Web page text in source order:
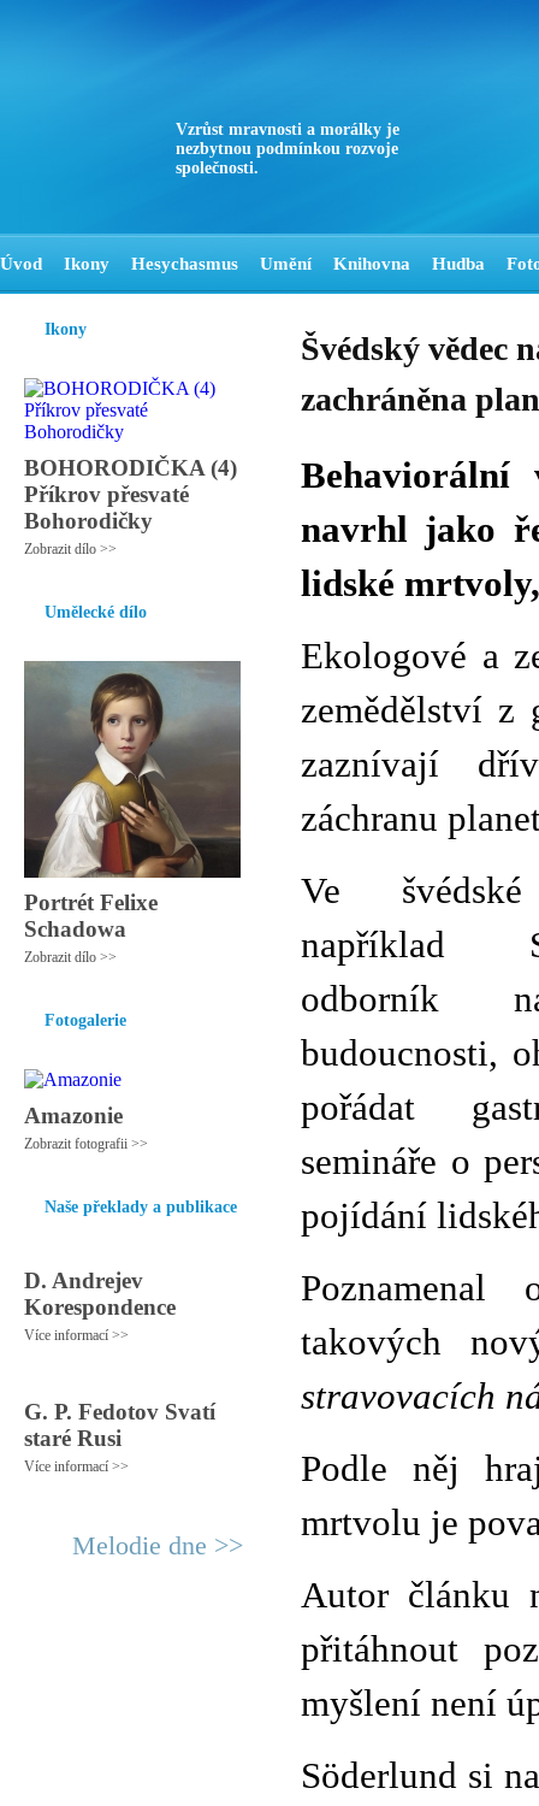
Vzrůst mravnosti a morálky je
nezbytnou podmínkou rozvoje
společnosti.
Úvod Ikony Hesychasmus Umění Knihovna Hudba
Ikony
BOHORODIČKA (4)
Příkrov přesvaté
Bohorodičky
Zobrazit dílo >>
Umělecké dílo
Portrét Felixe
Schadowa
Zobrazit dílo >>
Fotogalerie
Amazonie
Zobrazit fotografii >>
Naše překlady a publikace
D. Andrejev
Korespondence
Více informací >>
G. P. Fedotov Svatí
staré Rusi
Více informací >>
Melodie dne >>
Švédský vědec
zachráněna
Behaviorální
navrhl jako
lidské
Ekologové a
zemědělství z
zaznívají
záchranu
Ve
například
odborník
budoucnosti,
pořádat
semináře o
pojídání
takových
stravovacích
Podle něj
mrtvolu je
Autor článku
přitáhnout
myšlení není
Söderlund si